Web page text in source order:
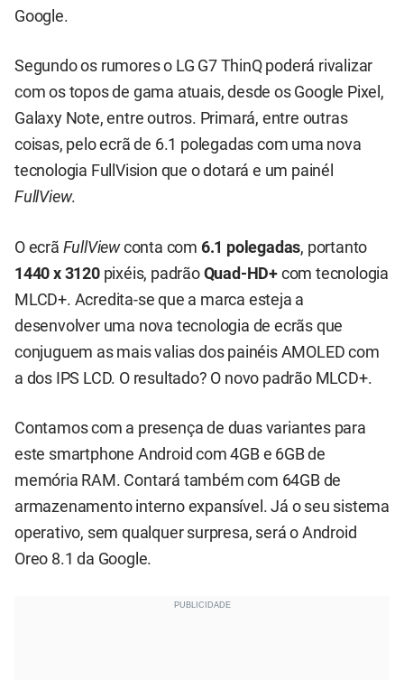
Google.
Segundo os rumores o LG G7 ThinQ poderá rivalizar
com os topos de gama atuais, desde os Google Pixel,
Galaxy Note, entre outros. Primará, entre outras
coisas, pelo ecrã de 6.1 polegadas com uma nova
tecnologia FullVision que o dotará e um painél
FullView.
O ecrã FullViewconta com 6.1 polegadas, portanto
1440 x 3120pixéis, padrão Quad-HD+ com tecnologia
MLCD+. Acredita-se que a marca esteja a
desenvolver uma nova tecnologia de ecrãs que
conjuguem as mais valias dos painéis AMOLED com
a dos IPS LCD. O resultado? O novo padrão MLCD+.
Contamos com a presença de duas variantes para
este smartphone Android com 4GB e 6GB de
memória RAM. Contará também com 64GB de
armazenamento interno expansível. Já o seu sistema
operativo, sem qualquer surpresa, será o Android
Oreo 8.1 da Google.